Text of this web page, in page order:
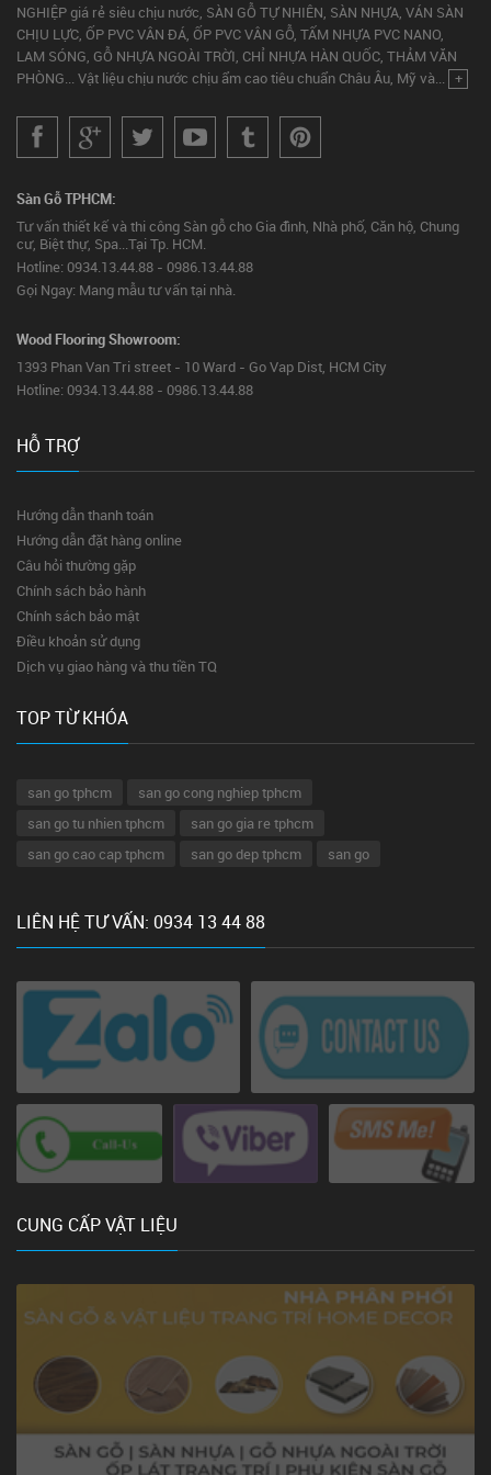
NGHIỆP giá rẻ siêu chịu nước, SÀN GỖ TỰ NHIÊN, SÀN NHỰA, VÁN SÀN
CHỊU LỰC, ỐP PVC VÂN ĐÁ, ỐP PVC VÂN GỖ, TẤM NHỰA PVC NANO,
LAM SÓNG, GỖ NHỰA NGOÀI TRỜI, CHỈ NHỰA HÀN QUỐC, THẢM VĂN
PHÒNG... Vật liệu chịu nước chịu ẩm cao tiêu chuẩn Châu Âu, Mỹ và... +
Sàn Gỗ TPHCM:
Tư vấn thiết kế và thi công Sàn gỗ cho Gia đình, Nhà phố, Căn hộ, Chung
cư, Biệt thự, Spa...Tại Tp. HCM.
Hotline: 0934.13.44.88 - 0986.13.44.88
Gọi Ngay: Mang mẫu tư vấn tại nhà.
Wood Flooring Showroom:
1393 Phan Van Tri street - 10 Ward - Go Vap Dist, HCM City
Hotline: 0934.13.44.88 - 0986.13.44.88
HỖ TRỢ
Hướng dẫn thanh toán
Hướng dẫn đặt hàng online
Câu hỏi thường gặp
Chính sách bảo hành
Chính sách bảo mật
Điều khoản sử dụng
Dịch vụ giao hàng và thu tiền TQ
TOP TỪ KHÓA
san go tphcm
san go cong nghiep tphcm
san go tu nhien tphcm
san go gia re tphcm
san go cao cap tphcm
san go dep tphcm san go
LIÊN HỆ TƯ VẤN: 0934 13 44 88
CUNG CẤP VẬT LIỆU